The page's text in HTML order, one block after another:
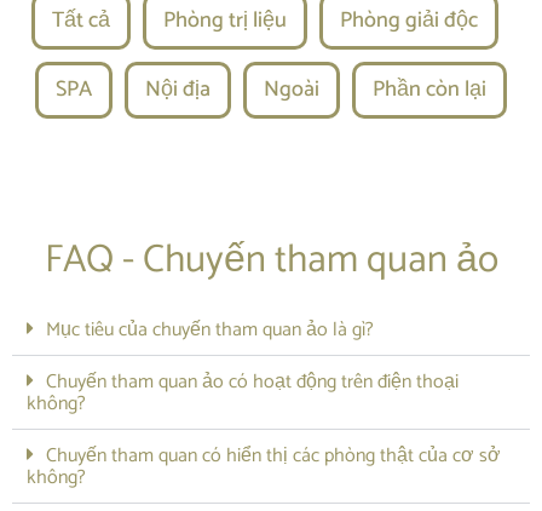
Tất cả Phòng trị liệu
Phòng giải độc
SPA
Nội địa Ngoài Phần còn lại
FAQ - Chuyến tham quan ảo
Mục tiêu của chuyến tham quan ảo là gì?
Chuyến tham quan ảo có hoạt động trên điện thoại
không?
Chuyến tham quan có hiển thị các phòng thật của cơ sở
không?